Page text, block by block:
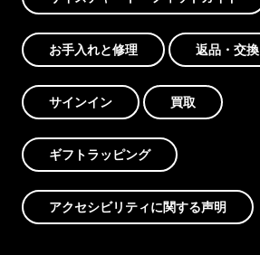
お手入れと修理 返品・交換
サインイン 買取
ギフトラッピング
アクセシビリティに関する声明